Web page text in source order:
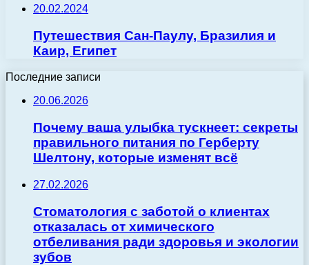
20.02.2024
Путешествия Сан-Паулу, Бразилия и
Каир, Египет
Последние записи
20.06.2026
Почему ваша улыбка тускнеет: секреты
правильного питания по Герберту
Шелтону, которые изменят всё
27.02.2026
Стоматология с заботой о клиентах
отказалась от химического
отбеливания ради здоровья и экологии
зубов